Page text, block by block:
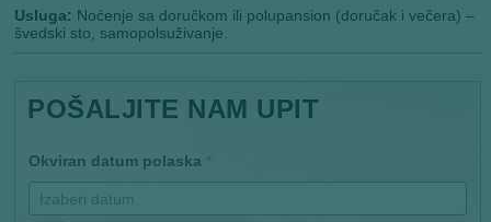
Usluga: Noćenje sa doručkom ili polupansion (doručak i večera) –
švedski sto, samopolsuživanje.
POŠALJITE NAM UPIT
Okviran datum polaska *